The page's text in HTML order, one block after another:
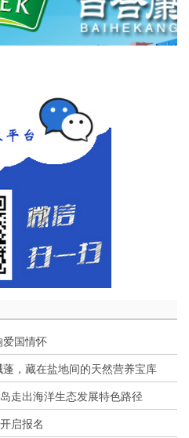
国情怀
，藏在盐地间的天然营养宝库
走出海洋生态发展特色路径
启报名